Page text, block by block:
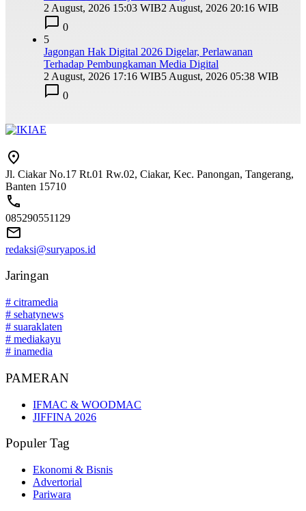
2 August, 2026 15:03 WIB2 August, 2026 20:16 WIB
0
5
Jagongan Hak Digital 2026 Digelar, Perlawanan
Terhadap Pembungkaman Media Digital
2 August, 2026 17:16 WIB5 August, 2026 05:38 WIB
0
Jl. Ciakar No.17 Rt.01 Rw.02, Ciakar, Kec. Panongan, Tangerang,
Banten 15710
085290551129
redaksi@suryapos.id
Jaringan
# citramedia
# sehatynews
# suaraklaten
# mediakayu
# inamedia
PAMERAN
IFMAC & WOODMAC
JIFFINA 2026
Populer Tag
Ekonomi & Bisnis
Advertorial
Pariwara